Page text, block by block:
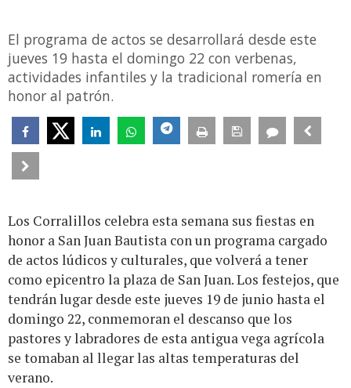
El programa de actos se desarrollará desde este
jueves 19 hasta el domingo 22 con verbenas,
actividades infantiles y la tradicional romería en
honor al patrón.
Los Corralillos celebra esta semana sus fiestas en
honor a San Juan Bautista con un programa cargado
de actos lúdicos y culturales, que volverá a tener
como epicentro la plaza de San Juan. Los festejos, que
tendrán lugar desde este jueves 19 de junio hasta el
domingo 22, conmemoran el descanso que los
pastores y labradores de esta antigua vega agrícola
se tomaban al llegar las altas temperaturas del
verano.